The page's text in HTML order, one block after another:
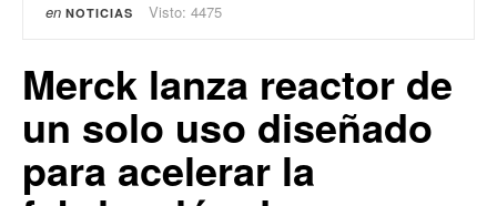
en NOTICIAS Visto: 4475
Merck lanza reactor de
un solo uso diseñado
para acelerar la